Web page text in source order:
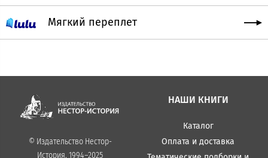
Мягкий переплет
© Издательство Нестор-
История, 1994–2025
НАШИ КНИГИ
Каталог
Оплата и доставка